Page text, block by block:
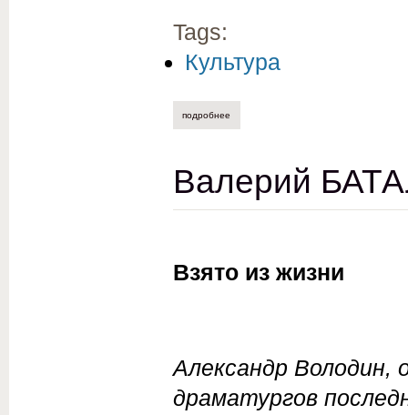
Tags:
Культура
подробнее
Валерий
Взято из жизни
Александр Володин,
драматургов